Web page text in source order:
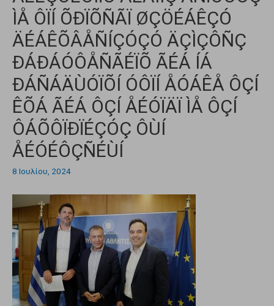
ÌÅ ÔÏÍ ÕÐÏÕÑÃÏ ØÇÖÉÁÊÇÓ
ÄÉÁÊÕÂÅÑÍÇÓÇÓ ÄÇÌÇÔÑÇ
ÐÁÐÁÓÔÅÑÃÉÏÕ ÃÉÁ ÍÁ
ÐÁÑÁÄÙÓÏÕÍ ÓÔÏÍ ÅÓÁÊÅ ÔÇÍ
ÊÕÁ ÃÉÁ ÔÇÍ ÅÉÓÏÄÏ ÌÅ ÔÇÍ
ÔÁÕÔÏÐÏÉÇÓÇ ÔÙÍ
ÅÉÓÉÔÇÑÉÙÍ
8 Ιουλίου, 2024